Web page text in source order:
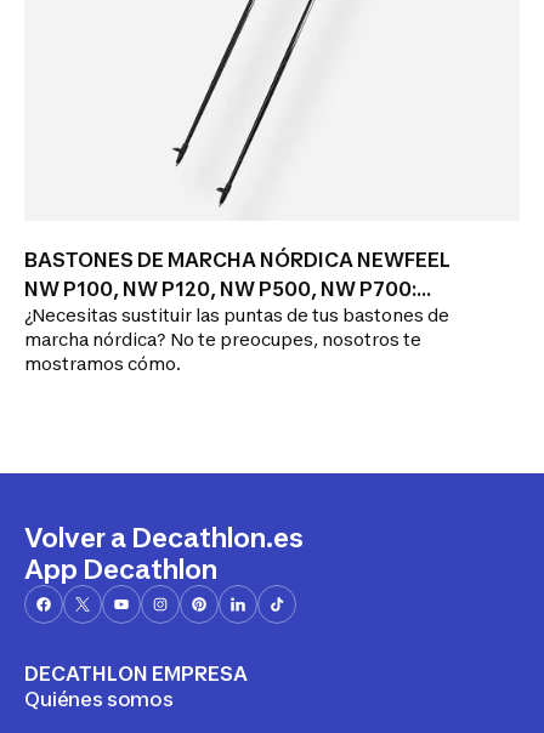
BASTONES DE MARCHA NÓRDICA NEWFEEL
NW P100, NW P120, NW P500, NW P700:
manual, reparación
¿Necesitas sustituir las puntas de tus bastones de
marcha nórdica? No te preocupes, nosotros te
mostramos cómo.
Volver a Decathlon.es
App Decathlon
DECATHLON EMPRESA
Quiénes somos